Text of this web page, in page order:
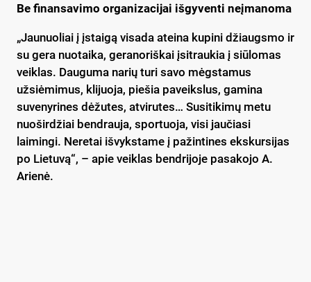
Be finansavimo organizacijai išgyventi neįmanoma
„Jaunuoliai į įstaigą visada ateina kupini džiaugsmo ir
su gera nuotaika, geranoriškai įsitraukia į siūlomas
veiklas. Dauguma narių turi savo mėgstamus
užsiėmimus, klijuoja, piešia paveikslus, gamina
suvenyrines dėžutes, atvirutes… Susitikimų metu
nuoširdžiai bendrauja, sportuoja, visi jaučiasi
laimingi. Neretai išvykstame į pažintines ekskursijas
po Lietuvą“, – apie veiklas bendrijoje pasakojo A.
Arienė.